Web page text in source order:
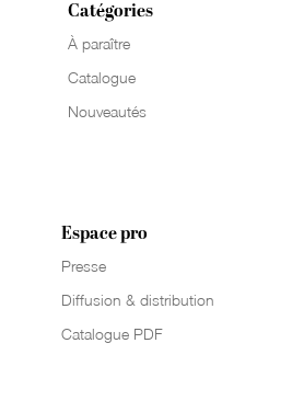
Catégories
À paraître
Catalogue
Nouveautés
Espace pro
Presse
Diffusion & distribution
Catalogue PDF